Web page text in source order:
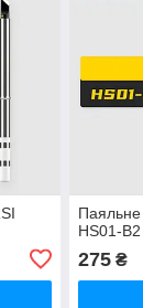
HS01-B2
275₴